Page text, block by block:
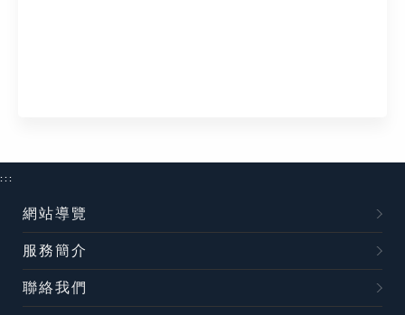
:::
網站導覽
服務簡介
聯絡我們